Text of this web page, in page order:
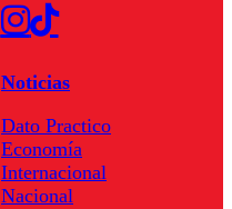
Noticias
Dato Practico
Economía
Internacional
Nacional